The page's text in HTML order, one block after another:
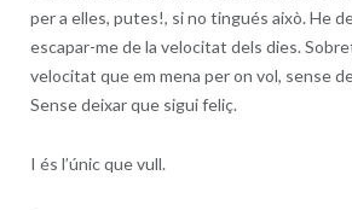
per a elles, putes!, si no tingués això. He
escapar-me de la velocitat dels dies.
velocitat que em mena per on vol, sense
Sense deixar que sigui feliç.
I és l’únic que vull.